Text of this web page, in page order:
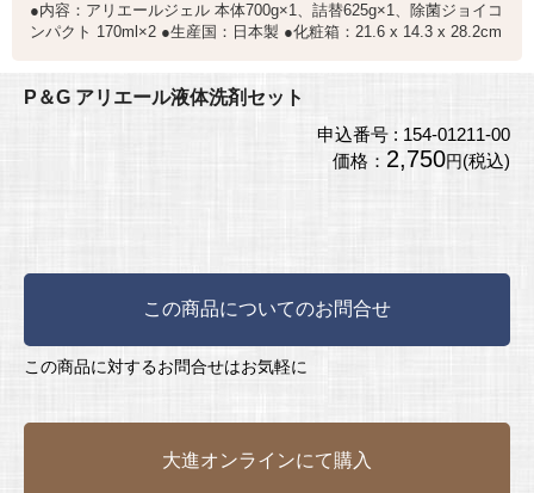
●内容：アリエールジェル 本体700g×1、詰替625g×1、除菌ジョイコ
ンパクト 170ml×2 ●生産国：日本製 ●化粧箱：21.6 x 14.3 x 28.2cm
P＆G アリエール液体洗剤セット
申込番号 : 154-01211-00
価格： 2,750円(税込)
この商品についてのお問合せ
この商品に対するお問合せはお気軽に
大進オンラインにて購入